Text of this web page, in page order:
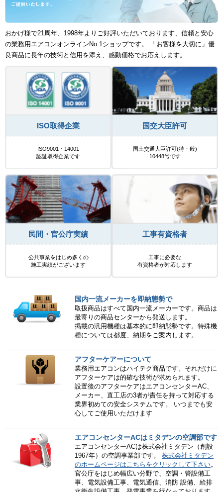
おかげ様で21周年、1998年よりご好評いただいております、信頼と安心
の業務用エアコンオンラインNo.1ショップです。 「お客様を大切に」優
良商品に長年の技術と信用を添え、感動価格でお応えします。
ISO取得企業
ISO9001・14001
認証取得企業です
国交大臣許可
国土交通大臣許可(特・般)
10448号です
民間・官公庁実績
公共事業をはじめ多くの
施工実績がございます
工事有資格者
工事に必要な
有資格者が対応します
国内一流メーカーを即納態勢で
取扱商品はすべて国内一流メーカーです。商品は
最寄りの商品センターから発送します。
掲載の汎用機種は基本的に即納態勢です。特殊機
種については都度、納期をご案内します。
アフターケアーについて
業務用エアコンはハイテク商品です。それだけに
アフターケアは的確な技術が求められます。
設置後のアフターケアはエアコンセンターAC、
メーカー、直工店の3者が責任を持って対応する
業界初めての安全システムです。 いつまでも安
心してご使用いただけます
エアコンセンターACはミタデンの空調部です
エアコンセンターACは株式会社ミタデン（創設
1967年）の空調事業部です。 株式会社ミタデン
のホームページはこちらをクリックして下さい。
官公庁をはじめ幅広い分野で、空調・管設備工
事、電気設備工事、電気通信、消防 設備、給排